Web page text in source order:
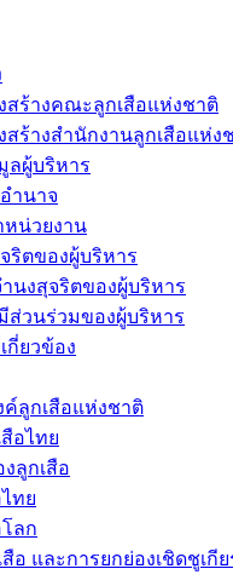
สร้างคณะลูกเสือแห่งชาติ
สร้างสำนักงานลูกเสือแห่ง
ลผู้บริหาร
ำนาจ
น่วยงาน
ริตของผู้บริหาร
ำนงสุจริตของผู้บริหาร
ส่วนร่วมของผู้บริหาร
กี่ยวข้อง
ค์ลูกเสือแห่งชาติ
อไทย
ลูกเสือ
ทย
ลก
อ และการยกย่องเชิดชูเกี